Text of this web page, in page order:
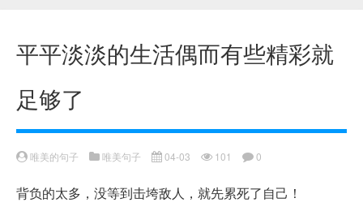
平平淡淡的生活偶而有些精彩就
足够了
唯美的句子 唯美句子 04-03 101 0
背负的太多，没等到击垮敌人，就先累死了自己！